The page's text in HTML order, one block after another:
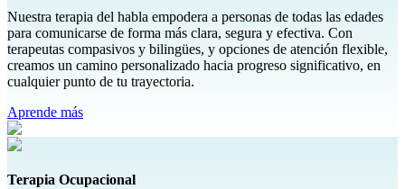
Nuestra terapia del habla empodera a personas de todas las edades
para comunicarse de forma más clara, segura y efectiva. Con
terapeutas compasivos y bilingües, y opciones de atención flexible,
creamos un camino personalizado hacia progreso significativo, en
cualquier punto de tu trayectoria.
Aprende más
Terapia Ocupacional